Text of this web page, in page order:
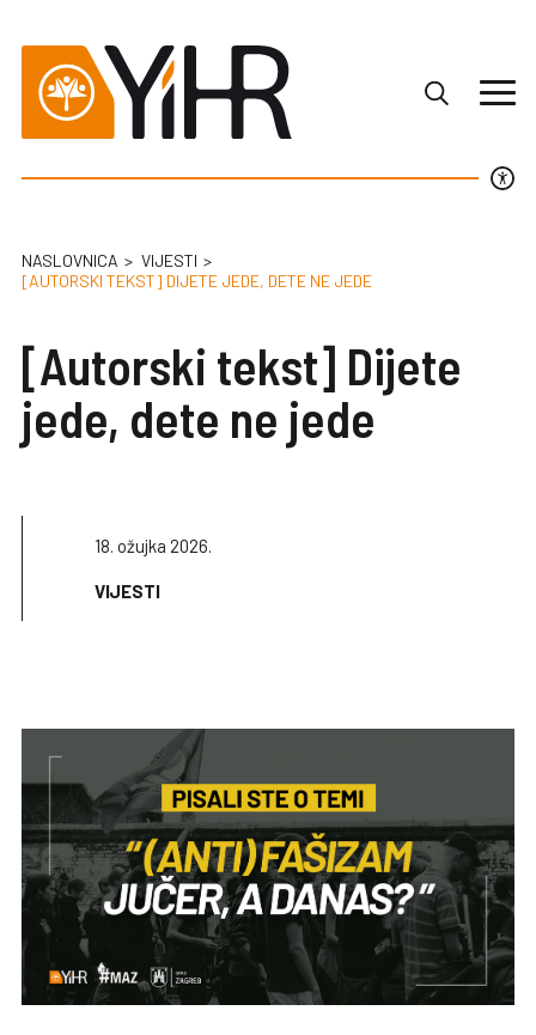
NASLOVNICA
VIJESTI
[AUTORSKI TEKST] DIJETE JEDE, DETE NE JEDE
18. ožujka 2026.
VIJESTI
[Autorski tekst] Dijete
jede, dete ne jede